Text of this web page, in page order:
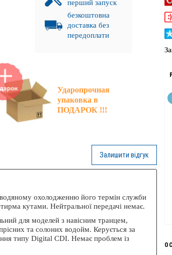
перший запуск
безкоштовна
доставка без
передоплати
Ударопрочная
упаковка в
ПОДАРОК !!!
Залишити відгук
охолодженню його термін служби
кутами. Нейтральної передачі немає.
для моделей з навісним транцем,
та солоних водойм. Керується за
типу Digital CDI. Немає проблем із
Транспортувальний Тент AQUA MANIA
АМК-360
2 734 грн.